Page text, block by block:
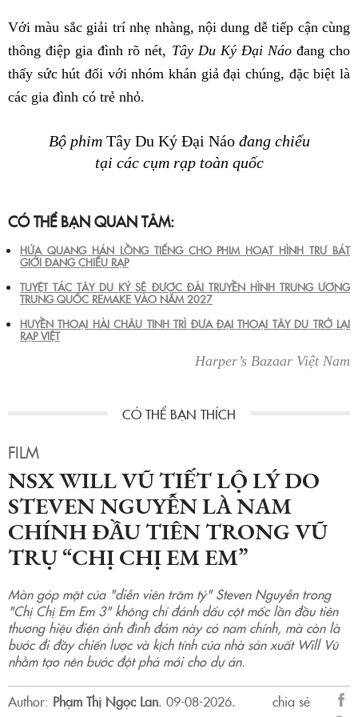
Với màu sắc giải trí nhẹ nhàng, nội dung dễ tiếp cận cùng
thông điệp gia đình rõ nét, Tây Du Ký Đại Náođang cho
thấy sức hút đối với nhóm khán giả đại chúng, đặc biệt là
các gia đình có trẻ nhỏ.
Bộ phim Tây Du Ký Đại Náođang chiếu
tại các cụm rạp toàn quốc
CÓ THỂ BẠN QUAN TÂM:
HỨA QUANG HÁN LỒNG TIẾNG CHO PHIM HOẠT HÌNH TRƯ BÁT
GIỚI ĐANG CHIẾU RẠP
TUYỆT TÁC TÂY DU KÝ SẼ ĐƯỢC ĐÀI TRUYỀN HÌNH TRUNG ƯƠNG
TRUNG QUỐC REMAKE VÀO NĂM 2027
HUYỀN THOẠI HÀI CHÂU TINH TRÌ ĐƯA ĐẠI THOẠI TÂY DU TRỞ LẠI
RẠP VIỆT
Harper’s Bazaar Việt Nam
FILM
NSX WILL VŨ TIẾT LỘ LÝ DO
STEVEN NGUYỄN LÀ NAM
CHÍNH ĐẦU TIÊN TRONG VŨ
TRỤ “CHỊ CHỊ EM EM”
Màn góp mặt của "diễn viên trăm tỷ" Steven Nguyễn trong
"Chị Chị Em Em 3" không chỉ đánh dấu cột mốc lần đầu tiên
thương hiệu điện ảnh đình đám này có nam chính, mà còn là
bước đi đầy chiến lược và kịch tính của nhà sản xuất Will Vũ
nhằm tạo nên bước đột phá mới cho dự án.
Author: Phạm Thị Ngọc Lan. 09-08-2026.
chia sẻ